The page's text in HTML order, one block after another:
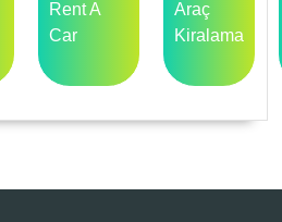
Rent A
Car
Araç
Kiralama